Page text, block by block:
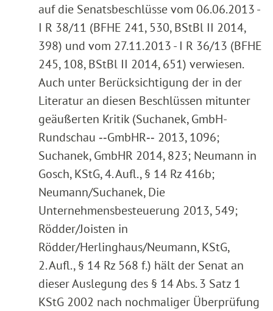
auf die Senatsbeschlüsse vom 06.06.2013 -
I R 38/11 (BFHE 241, 530, BStBl II 2014,
398) und vom 27.11.2013 - I R 36/13 (BFHE
245, 108, BStBl II 2014, 651) verwiesen.
Auch unter Berücksichtigung der in der
Literatur an diesen Beschlüssen mitunter
geäußerten Kritik (Suchanek, GmbH-
Rundschau ‑‑GmbHR‑‑ 2013, 1096;
Suchanek, GmbHR 2014, 823; Neumann in
Gosch, KStG, 4. Aufl., § 14 Rz 416b;
Neumann/Suchanek, Die
Unternehmensbesteuerung 2013, 549;
Rödder/Joisten in
Rödder/Herlinghaus/Neumann, KStG,
2. Aufl., § 14 Rz 568 f.) hält der Senat an
dieser Auslegung des § 14 Abs. 3 Satz 1
KStG 2002 nach nochmaliger Überprüfung